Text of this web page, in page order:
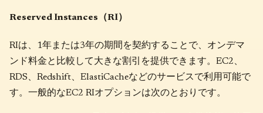
Reserved Instances（RI）
RIは、1年または3年の期間を契約することで、オンデマ
ンド料金と比較して大きな割引を提供できます。EC2、
RDS、Redshift、ElastiCacheなどのサービスで利用可能で
す。一般的なEC2 RIオプションは次のとおりです。